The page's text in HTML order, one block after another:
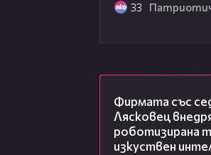
република, в
своята
революционна
33
Фирмата със
Лясковец
роботизирана
изкуствен